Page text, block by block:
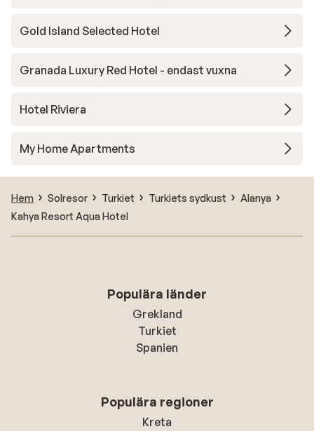
Gold Island Selected Hotel
Granada Luxury Red Hotel - endast vuxna
Hotel Riviera
My Home Apartments
Hem Solresor Turkiet Turkiets sydkust
Alanya
Kahya Resort Aqua Hotel
Populära länder
Grekland
Turkiet
Spanien
Populära regioner
Kreta